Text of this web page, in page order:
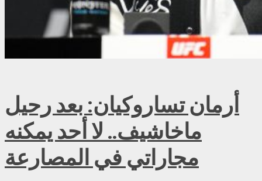
أرمان تساروكيان: بعد رحيل
ماخاشيف.. لا أحد يمكنه
مجاراتي في المصارعة